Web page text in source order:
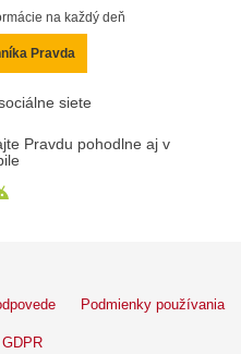
na každý deň
Pravda
siete
Pravdu pohodlne aj v
Podmienky používania
GDPR